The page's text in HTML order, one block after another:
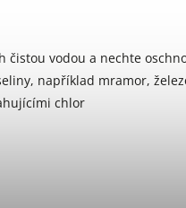
čistou vodou a nechte
například mramor,
chlor